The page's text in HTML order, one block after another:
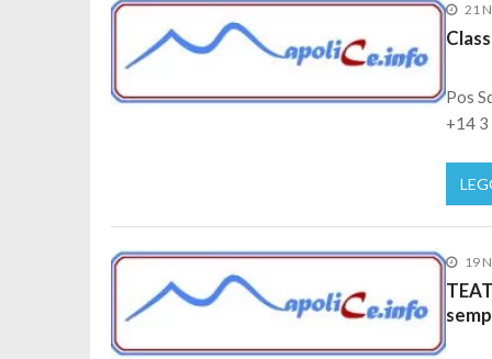
21
Pos
+14 3
19